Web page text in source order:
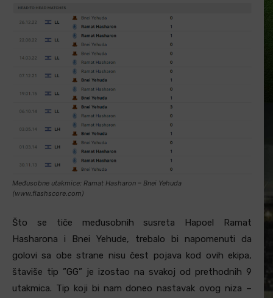
Međusobne utakmice: Ramat Hasharon – Bnei Yehuda
(www.flashscore.com)
Što se tiče međusobnih susreta Hapoel Ramat
Hasharona i Bnei Yehude, trebalo bi napomenuti da
golovi sa obe strane nisu čest pojava kod ovih ekipa,
štaviše tip ”GG” je izostao na svakoj od prethodnih 9
utakmica. Tip koji bi nam doneo nastavak ovog niza –